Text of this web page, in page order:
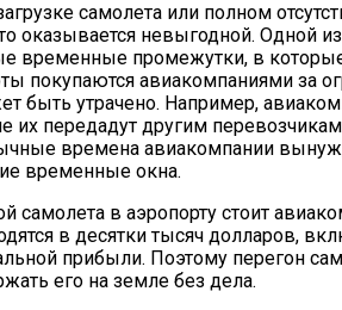
самолета или полном
оказывается невыгодной. Одной
временные промежутки, в
покупаются авиакомпаниями за
быть утрачено. Например,
их передадут другим
времена авиакомпании
временные окна.
самолета в аэропорту стоит
в десятки тысяч долларов,
прибыли. Поэтому перегон
его на земле без дела.